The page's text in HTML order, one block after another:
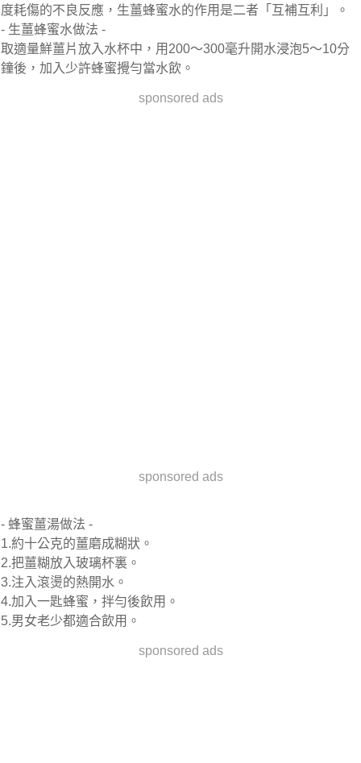
度耗傷的不良反應，生薑蜂蜜水的作用是二者「互補互利」。
- 生薑蜂蜜水做法 -
取適量鮮薑片放入水杯中，用200～300毫升開水浸泡5～10分
鐘後，加入少許蜂蜜攪勻當水飲。
sponsored ads
sponsored ads
- 蜂蜜薑湯做法 -
1.約十公克的薑磨成糊狀。
2.把薑糊放入玻璃杯裏。
3.注入滾燙的熱開水。
4.加入一匙蜂蜜，拌勻後飲用。
5.男女老少都適合飲用。
sponsored ads